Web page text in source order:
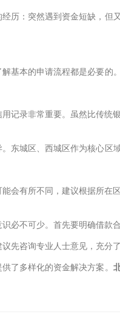
历：突然遇到资金短缺，但
基本的申请流程都是必要
记录非常重要。虽然比传统
东城区、西城区作为核心
会有所不同，建议根据所在
必不可少。首先要明确借
先咨询专业人士意见，充分
了多样化的资金解决方案。